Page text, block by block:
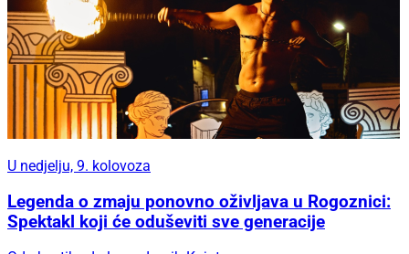
U nedjelju, 9. kolovoza
Legenda o zmaju ponovno oživljava u Rogoznici:
Spektakl koji će oduševiti sve generacije